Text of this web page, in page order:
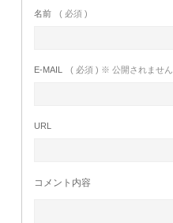
名前 ( 必須 )
E-MAIL ( 必須 ) ※ 公開されません
URL
コメント内容